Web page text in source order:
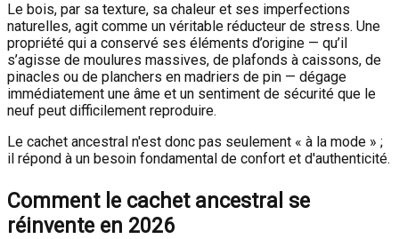
Le bois, par sa texture, sa chaleur et ses imperfections
naturelles, agit comme un véritable réducteur de stress. Une
propriété qui a conservé ses éléments d’origine — qu’il
s’agisse de moulures massives, de plafonds à caissons, de
pinacles ou de planchers en madriers de pin — dégage
immédiatement une âme et un sentiment de sécurité que le
neuf peut difficilement reproduire.
Le cachet ancestral n'est donc pas seulement « à la mode » ;
il répond à un besoin fondamental de confort et d'authenticité.
Comment le cachet ancestral se
réinvente en 2026